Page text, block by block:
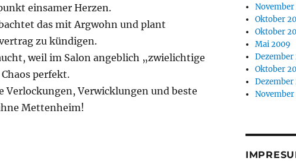
einsamer Herzen.
das mit Argwohn und plant
zu kündigen.
weil im Salon angeblich „zwielichtige
perfekt.
Verlockungen, Verwicklungen und beste
Mettenheim!
November
Oktober
Oktober
Mai 2009
Dezember
Oktober
Dezember
November